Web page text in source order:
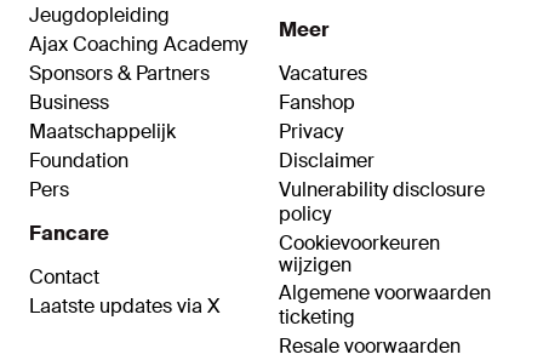
Jeugdopleiding
Ajax Coaching Academy
Sponsors & Partners
Business
Maatschappelijk
Foundation
Pers
Fancare
Contact
Laatste updates via X
Meer
Vacatures
Fanshop
Privacy
Disclaimer
Vulnerability disclosure
policy
Cookievoorkeuren
wijzigen
Algemene voorwaarden
ticketing
Resale voorwaarden